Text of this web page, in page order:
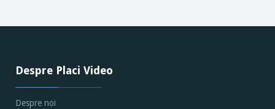
Despre Placi Video
Despre noi